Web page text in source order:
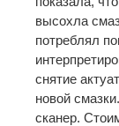
высохла
потреблял
снятие
новой
сканер.